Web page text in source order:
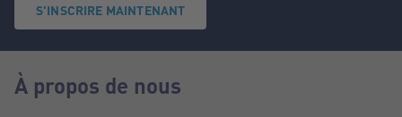
S'INSCRIRE MAINTENANT
À propos de nous